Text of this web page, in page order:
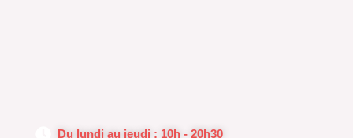
Du lundi au jeudi : 10h - 20h30